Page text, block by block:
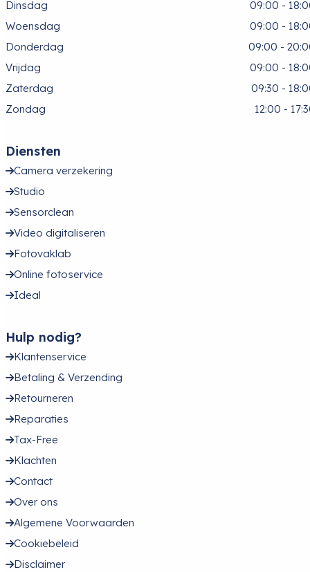
Dinsdag
09:00 -
Woensdag
09:00 -
Donderdag
09:00 -
Vrijdag
09:00 -
Zaterdag
09:30 -
Zondag
12:00 -
Diensten
Camera verzekering
Studio
Sensorclean
Video digitaliseren
Fotovaklab
Online fotoservice
Ideal
Hulp nodig?
Klantenservice
Betaling & Verzending
Retourneren
Reparaties
Tax-Free
Klachten
Contact
Over ons
Algemene Voorwaarden
Cookiebeleid
Disclaimer